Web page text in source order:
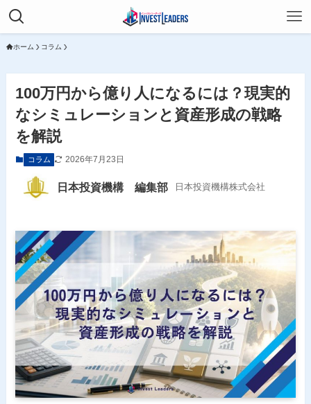
ホーム コラム
100万円から億り人になるには？現実的
なシミュレーションと資産形成の戦略
を解説
コラム 2026年7月23日
日本投資機構 編集部 日本投資機構株式会社